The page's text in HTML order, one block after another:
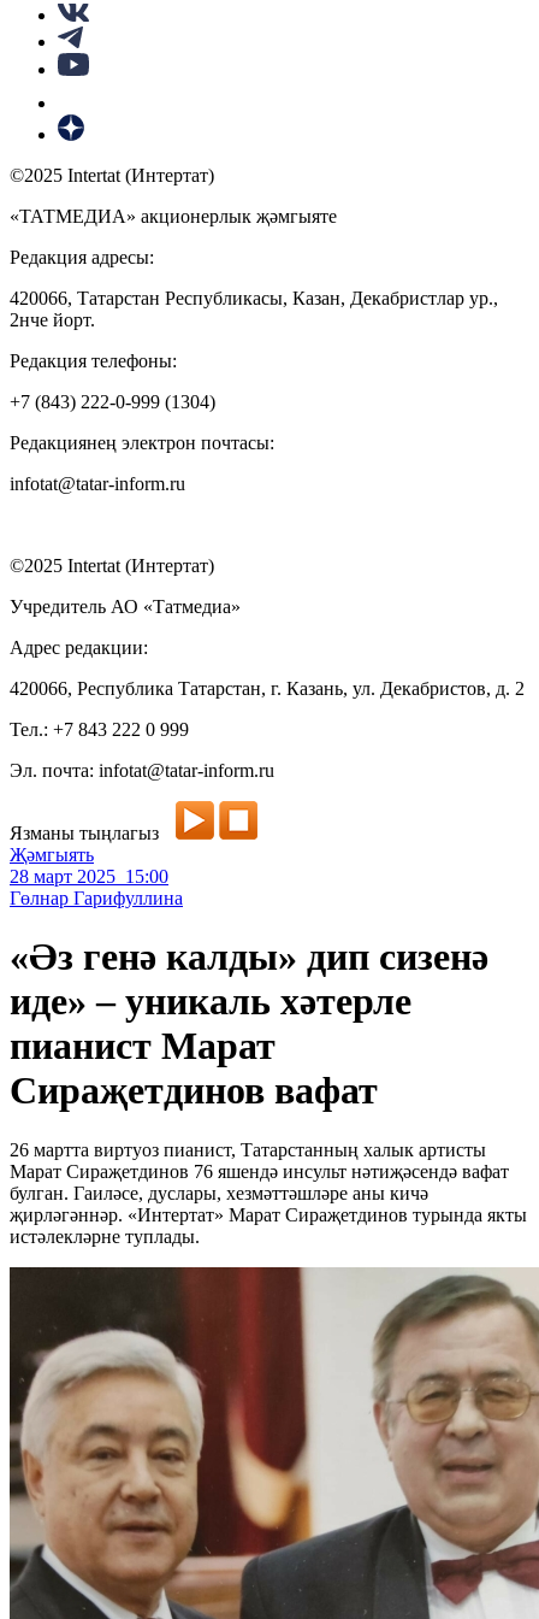
©2025 Intertat (Интертат)
«ТАТМЕДИА» акционерлык җәмгыяте
Редакция адресы:
420066, Татарстан Республикасы, Казан, Декабристлар ур.,
2нче йорт.
Редакция телефоны:
+7 (843) 222-0-999 (1304)
Редакциянең электрон почтасы:
infotat@tatar-inform.ru
©2025 Intertat (Интертат)
Учредитель АО «Татмедиа»
Адрес редакции:
420066, Республика Татарстан, г. Казань, ул. Декабристов, д. 2
Тел.: +7 843 222 0 999
Эл. почта: infotat@tatar-inform.ru
Язманы тыңлагыз
Җәмгыять
28 март 2025 15:00
Гөлнар Гарифуллина
«Әз генә калды» дип сизенә
иде» – уникаль хәтерле
пианист Марат
Сираҗетдинов вафат
26 мартта виртуоз пианист, Татарстанның халык артисты
Марат Сираҗетдинов 76 яшендә инсульт нәтиҗәсендә вафат
булган. Гаиләсе, дуслары, хезмәттәшләре аны кичә
җирләгәннәр. «Интертат» Марат Сираҗетдинов турында якты
истәлекләрне туплады.